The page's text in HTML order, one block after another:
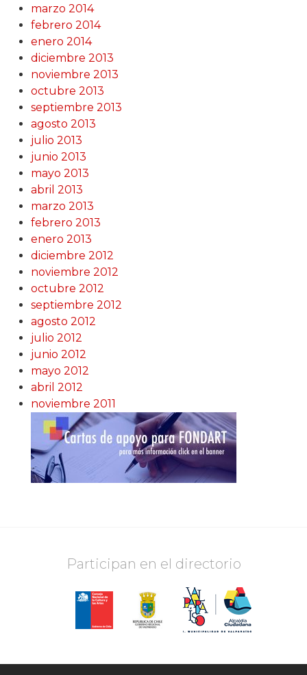
marzo 2014
febrero 2014
enero 2014
diciembre 2013
noviembre 2013
octubre 2013
septiembre 2013
agosto 2013
julio 2013
junio 2013
mayo 2013
abril 2013
marzo 2013
febrero 2013
enero 2013
diciembre 2012
noviembre 2012
octubre 2012
septiembre 2012
agosto 2012
julio 2012
junio 2012
mayo 2012
abril 2012
noviembre 2011
Participan en el directorio